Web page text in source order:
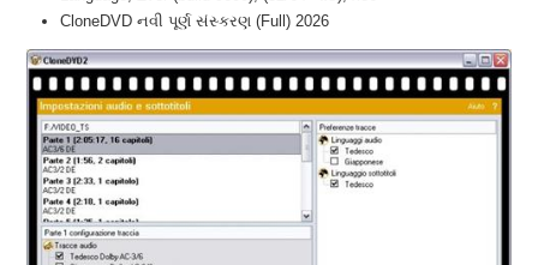
CloneDVD નવી પૂર્ણ સંસ્કરણ (Full) 2026